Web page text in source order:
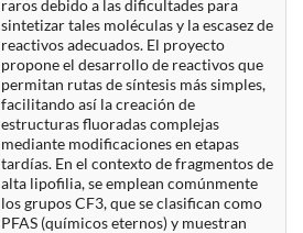
raros debido a las dificultades para
sintetizar tales moléculas y la escasez de
reactivos adecuados. El proyecto
propone el desarrollo de reactivos que
permitan rutas de síntesis más simples,
facilitando así la creación de
estructuras fluoradas complejas
mediante modificaciones en etapas
tardías. En el contexto de fragmentos de
alta lipofilia, se emplean comúnmente
los grupos CF3, que se clasifican como
PFAS (químicos eternos) y muestran